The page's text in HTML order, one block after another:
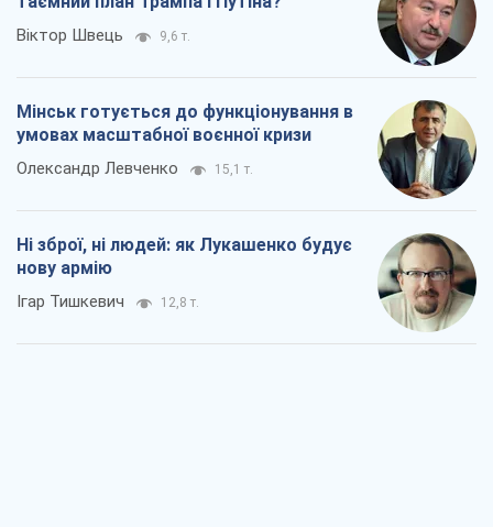
Віктор Швець 9,6 т.
Мінськ готується до функціонування в
умовах масштабної воєнної кризи
Олександр Левченко 15,1 т.
Ні зброї, ні людей: як Лукашенко будує
нову армію
Ігар Тишкевич 12,8 т.